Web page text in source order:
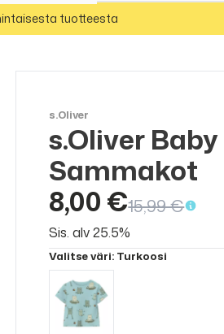
tuotteesta
s.Oliver
s.Oliver
Sammakot
8,00 €15,99 €
Sis. alv 25.5%
Valitse väri: Turkoosi